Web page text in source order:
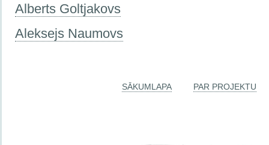
Alberts Goltjakovs
Aleksejs Naumovs
SĀKUMLAPA PAR PROJEKTU